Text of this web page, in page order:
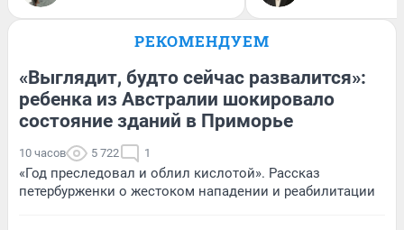
РЕКОМЕНДУЕМ
«Выглядит, будто сейчас развалится»:
ребенка из Австралии шокировало
состояние зданий в Приморье
10 часов 5 722 1
«Год преследовал и облил кислотой». Рассказ
петербурженки о жестоком нападении и реабилитации